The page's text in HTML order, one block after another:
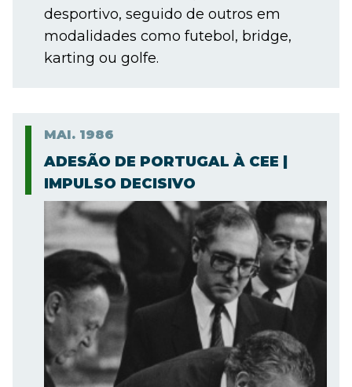
desportivo, seguido de outros em
modalidades como futebol, bridge,
karting ou golfe.
MAI. 1986
ADESÃO DE PORTUGAL À CEE |
IMPULSO DECISIVO